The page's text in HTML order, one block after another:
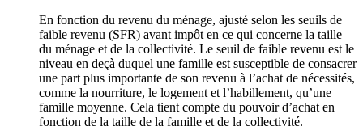
En fonction du revenu du ménage, ajusté selon les seuils de
faible revenu (SFR) avant impôt en ce qui concerne la taille
du ménage et de la collectivité. Le seuil de faible revenu est le
niveau en deçà duquel une famille est susceptible de consacrer
une part plus importante de son revenu à l’achat de nécessités,
comme la nourriture, le logement et l’habillement, qu’une
famille moyenne. Cela tient compte du pouvoir d’achat en
fonction de la taille de la famille et de la collectivité.